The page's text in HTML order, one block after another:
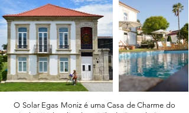
O Solar Egas Moniz é uma Casa de Charme do